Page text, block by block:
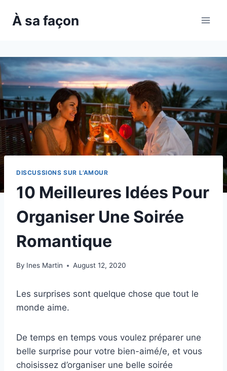
À sa façon
DISCUSSIONS SUR L’AMOUR
10 Meilleures Idées Pour
Organiser Une Soirée
Romantique
By Ines Martin August 12, 2020
Les surprises sont quelque chose que tout le
monde aime.
De temps en temps vous voulez préparer une
belle surprise pour votre bien-aimé/e, et vous
choisissez d’organiser une belle soirée